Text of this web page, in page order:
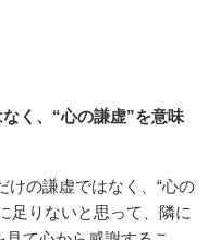
く、“心の謙虚”を意味
けの謙虚ではなく、“心の
足りないと思って、隣に